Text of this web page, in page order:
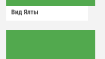
Вид Ялты